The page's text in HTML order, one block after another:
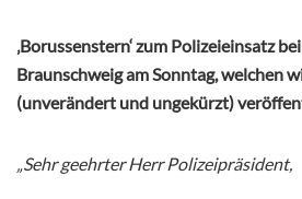
‚Borussenstern‘ zum Polizeieinsatz
Braunschweig am Sonntag, welchen
(unverändert und ungekürzt)
„Sehr geehrter Herr Polizeipräsident,